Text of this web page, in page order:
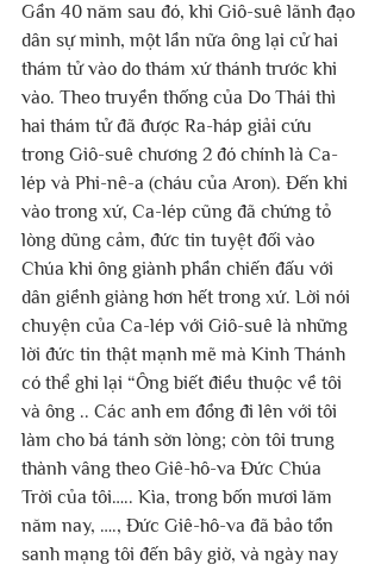
Gần 40 năm sau đó, khi Giô-suê lãnh đạo
dân sự mình, một lần nữa ông lại cử hai
thám tử vào do thám xứ thánh trước khi
vào. Theo truyền thống của Do Thái thì
hai thám tử đã được Ra-háp giải cứu
trong Giô-suê chương 2 đó chính là Ca-
lép và Phi-nê-a (cháu của Aron). Đến khi
vào trong xứ, Ca-lép cũng đã chứng tỏ
lòng dũng cảm, đức tin tuyệt đối vào
Chúa khi ông giành phần chiến đấu với
dân giềnh giàng hơn hết trong xứ. Lời nói
chuyện của Ca-lép với Giô-suê là những
lời đức tin thật mạnh mẽ mà Kinh Thánh
có thể ghi lại “Ông biết điều thuộc về tôi
và ông .. Các anh em đồng đi lên với tôi
làm cho bá tánh sờn lòng; còn tôi trung
thành vâng theo Giê-hô-va Đức Chúa
Trời của tôi….. Kìa, trong bốn mươi lăm
năm nay, …., Đức Giê-hô-va đã bảo tồn
sanh mạng tôi đến bây giờ, và ngày nay